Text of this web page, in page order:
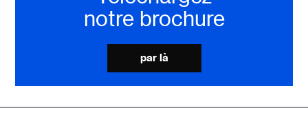
notre brochure
par là